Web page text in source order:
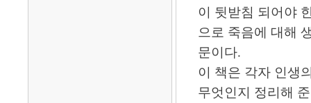
이 뒷받침 되어야
으로 죽음에 대해
문이다.
이 책은 각자 인생
무엇인지 정리해